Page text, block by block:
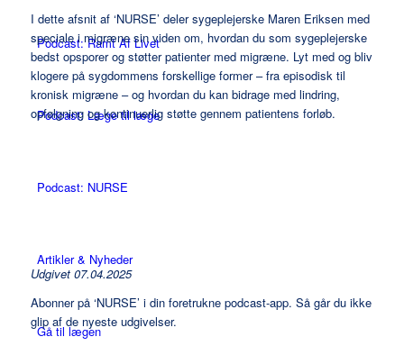
Podcast: Ramt Af Livet
Podcast: Læge til læge
Podcast: NURSE
Artikler & Nyheder
Gå til lægen
I dette afsnit af ‘NURSE’ deler sygeplejerske Maren Eriksen med
speciale i migræne sin viden om, hvordan du som sygeplejerske
bedst opsporer og støtter patienter med migræne. Lyt med og bliv
klogere på sygdommens forskellige former – fra episodisk til
kronisk migræne – og hvordan du kan bidrage med lindring,
opfølgning og kontinuerlig støtte gennem patientens forløb.
Udgivet 07.04.2025
Abonner på ‘NURSE’ i din foretrukne podcast-app. Så går du ikke
glip af de nyeste udgivelser.